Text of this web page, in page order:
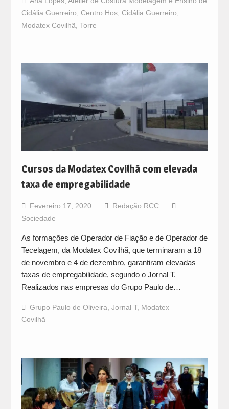
Cidália Guerreiro, Centro Hos, Cidália Guerreiro,
Modatex Covilhã, Torre
Cursos da Modatex Covilhã com elevada
taxa de empregabilidade
Fevereiro 17, 2020
Redação RCC
Sociedade
As formações de Operador de Fiação e de Operador de
Tecelagem, da Modatex Covilhã, que terminaram a 18
de novembro e 4 de dezembro, garantiram elevadas
taxas de empregabilidade, segundo o Jornal T.
Realizados nas empresas do Grupo Paulo de…
Grupo Paulo de Oliveira Jornal T, Modatex
Covilhã